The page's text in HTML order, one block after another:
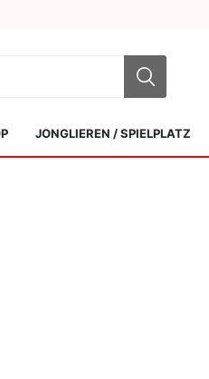
JONGLIEREN / SPIELPLATZ